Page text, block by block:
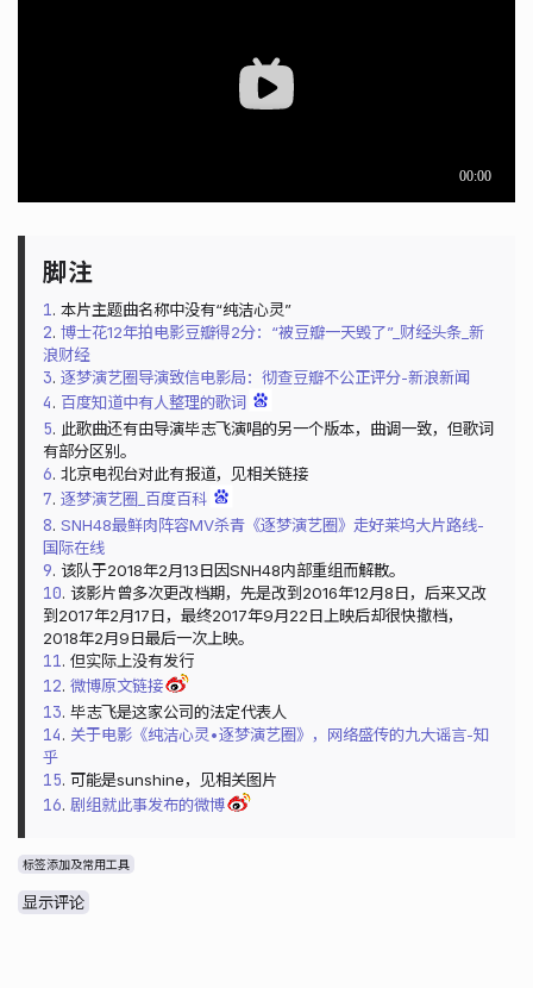
1. 本片主题曲名称中没有“纯洁心灵”
2. 博士花12年拍电影豆瓣得2分：“被豆瓣一天毁了”_财经头条_新
浪财经
3. 逐梦演艺圈导演致信电影局：彻查豆瓣不公正评分-新浪新闻
4. 百度知道中有人整理的歌词
5. 此歌曲还有由导演毕志飞演唱的另一个版本，曲调一致，但歌词
有部分区别。
6. 北京电视台对此有报道，见相关链接
7. 逐梦演艺圈_百度百科
8. SNH48最鲜肉阵容MV杀青《逐梦演艺圈》走好莱坞大片路线-
国际在线
9. 该队于2018年2月13日因SNH48内部重组而解散。
10. 该影片曾多次更改档期，先是改到2016年12月8日，后来又改
到2017年2月17日，最终2017年9月22日上映后却很快撤档，
2018年2月9日最后一次上映。
11. 但实际上没有发行
12. 微博原文链接
13. 毕志飞是这家公司的法定代表人
14. 关于电影《纯洁心灵•逐梦演艺圈》，网络盛传的九大谣言-知
乎
15. 可能是sunshine，见相关图片
16. 剧组就此事发布的微博
标签添加及常用工具
显示评论